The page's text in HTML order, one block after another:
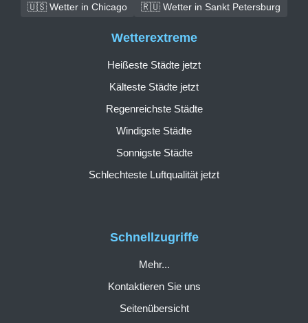
🇺🇸 Wetter in Chicago
🇷🇺 Wetter in Sankt Petersburg
Schnellzugriffe
Mehr...
Kontaktieren Sie uns
Seitenübersicht
Wetterextreme
Heißeste Städte jetzt
Kälteste Städte jetzt
Regenreichste Städte
Windigste Städte
Sonnigste Städte
Schlechteste Luftqualität jetzt